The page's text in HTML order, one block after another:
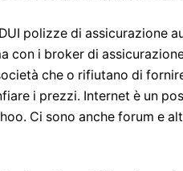
polizze di assicurazione
con i broker di
che o rifiutano di
i prezzi. Internet è un
Ci sono anche forum e